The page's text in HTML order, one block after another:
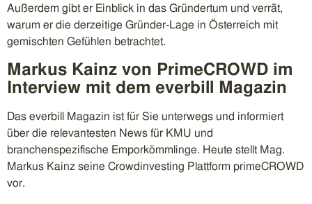
Außerdem gibt er Einblick in das Gründertum und verrät,
warum er die derzeitige Gründer-Lage in Österreich mit
gemischten Gefühlen betrachtet.
Markus Kainz von PrimeCROWD im
Interview mit dem everbill Magazin
Das everbill Magazin ist für Sie unterwegs und informiert
über die relevantesten News für KMU und
branchenspezifische Emporkömmlinge. Heute stellt Mag.
Markus Kainz seine Crowdinvesting Plattform primeCROWD
vor.